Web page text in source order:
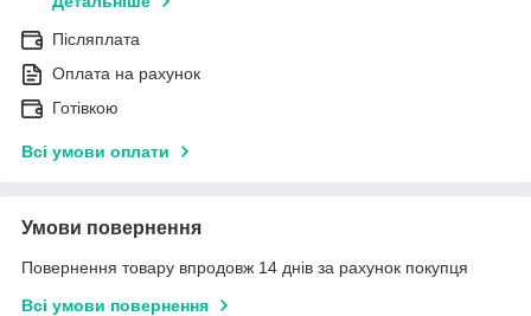
Післяплата
Оплата на рахунок
Готівкою
Всі умови оплати
Умови повернення
Повернення товару впродовж 14 днів за рахунок покупця
Всі умови повернення